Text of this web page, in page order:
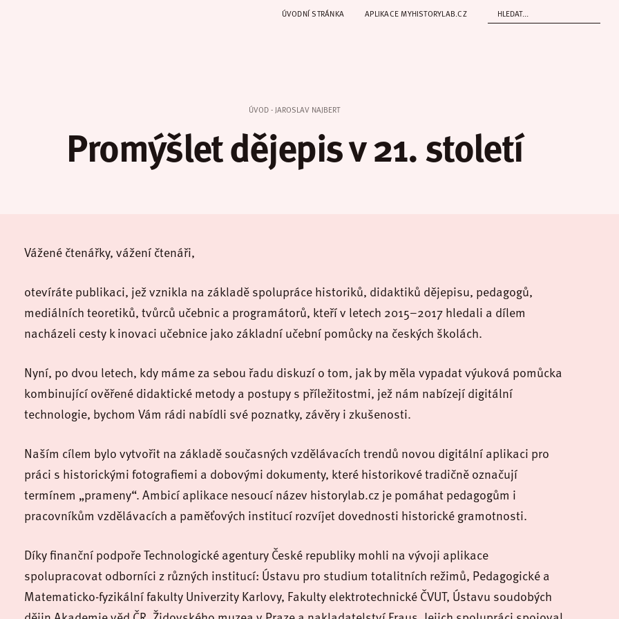
ÚVODNÍ STRÁNKA APLIKACE MYHISTORYLAB.CZ
ÚVOD - JAROSLAV NAJBERT
Promýšlet dějepis v 21. století
Vážené čtenářky, vážení čtenáři,
otevíráte publikaci, jež vznikla na základě spolupráce historiků, didaktiků dějepisu, pedagogů,
mediálních teoretiků, tvůrců učebnic a programátorů, kteří v letech 2015–2017 hledali a dílem
nacházeli cesty k inovaci učebnice jako základní učební pomůcky na českých školách.
Nyní, po dvou letech, kdy máme za sebou řadu diskuzí o tom, jak by měla vypadat výuková pomůcka
kombinující ověřené didaktické metody a postupy s příležitostmi, jež nám nabízejí digitální
technologie, bychom Vám rádi nabídli své poznatky, závěry i zkušenosti.
Naším cílem bylo vytvořit na základě současných vzdělávacích trendů novou digitální aplikaci pro
práci s historickými fotografiemi a dobovými dokumenty, které historikové tradičně označují
termínem „prameny“. Ambicí aplikace nesoucí název historylab.cz je pomáhat pedagogům i
pracovníkům vzdělávacích a paměťových institucí rozvíjet dovednosti historické gramotnosti.
Díky finanční podpoře Technologické agentury České republiky mohli na vývoji aplikace
spolupracovat odborníci z různých institucí: Ústavu pro studium totalitních režimů, Pedagogické a
Matematicko-fyzikální fakulty Univerzity Karlovy, Fakulty elektrotechnické ČVUT, Ústavu soudobých